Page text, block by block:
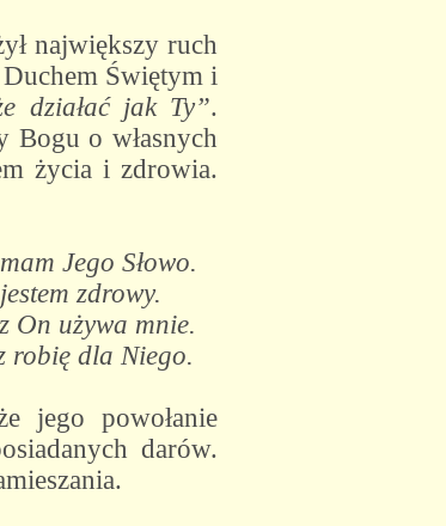
największy ruch
Świętym i
działać jak Ty”.
Bogu o własnych
życia i zdrowia.
Jego Słowo.
zdrowy.
On używa mnie.
robię dla Niego.
jego powołanie
darów.